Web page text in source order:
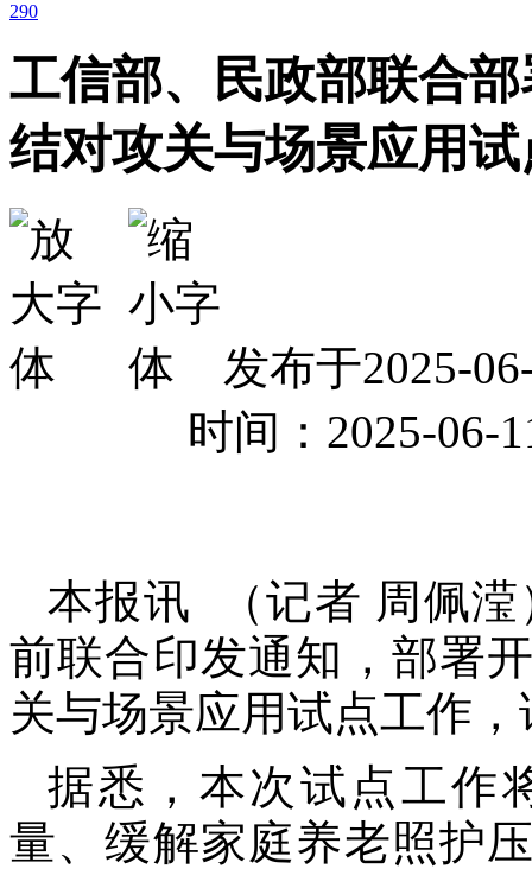
290
工信部、民政部联合
结对攻关与场景应用
发布于2025-
时间：2025-
本报讯 （记者 周佩滢
前联合印发通知，部署
关与场景应用试点工作
据悉，本次试点工作
量、缓解家庭养老照护